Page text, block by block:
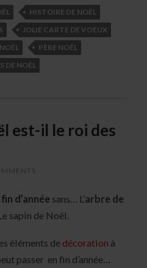
HISTOIRE DE NOËL
JOLIE CARTE DE VOEUX
NOËL
PÈRE NOËL
DE NOËL
est-il le roi des
d’année sans… L’arbre de
sapin de Noël.
éléments de décoration à
passer en fin d’année…